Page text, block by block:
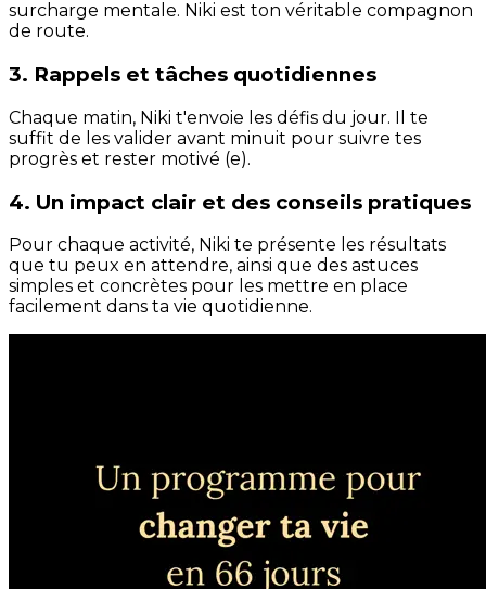
surcharge mentale. Niki est ton véritable compagnon
de route.
3. Rappels et tâches quotidiennes
Chaque matin, Niki t'envoie les défis du jour. Il te
suffit de les valider avant minuit pour suivre tes
progrès et rester motivé (e).
4. Un impact clair et des conseils pratiques
Pour chaque activité, Niki te présente les résultats
que tu peux en attendre, ainsi que des astuces
simples et concrètes pour les mettre en place
facilement dans ta vie quotidienne.